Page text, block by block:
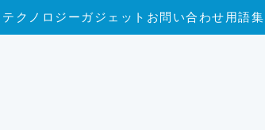
テクノロジー ガジェット お問い合わせ 用語集